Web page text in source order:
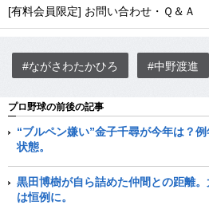
[有料会員限定] お問い合わせ・Ｑ＆Ａ
#ながさわたかひろ #中野渡進
プロ野球の前後の記事
“ブルペン嫌い”金子千尋が今年は？
状態。
黒田博樹が自ら詰めた仲間との距離
は恒例に。